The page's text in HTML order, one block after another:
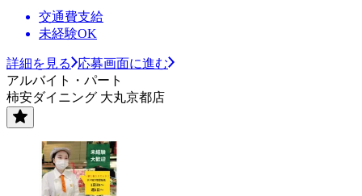
交通費支給
未経験OK
詳細を見る
応募画面に進む
アルバイト・パート
柿安ダイニング 大丸京都店